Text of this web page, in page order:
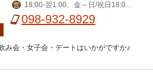
営
18:00‐翌1:00、金～日/祝日18:00-
翌2:00098-932-8929
み会・女子会・デートはいかがですか♪